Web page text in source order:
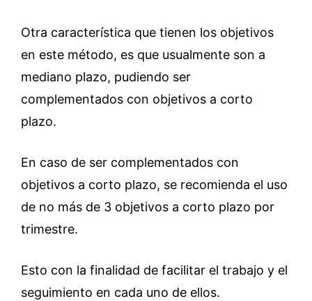
Otra característica que tienen los objetivos
en este método, es que usualmente son a
mediano plazo, pudiendo ser
complementados con objetivos a corto
plazo.
En caso de ser complementados con
objetivos a corto plazo, se recomienda el uso
de no más de 3 objetivos a corto plazo por
trimestre.
Esto con la finalidad de facilitar el trabajo y el
seguimiento en cada uno de ellos.